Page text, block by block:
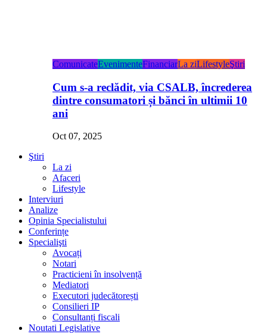
ComunicateEvenimenteFinanciarLa ziLifestyleŞtiri
Cum s-a reclădit, via CSALB, încrederea
dintre consumatori și bănci în ultimii 10
ani
Oct 07, 2025
Ştiri
La zi
Afaceri
Lifestyle
Interviuri
Analize
Opinia Specialistului
Conferințe
Specialişti
Avocați
Notari
Practicieni în insolvență
Mediatori
Executori judecătorești
Consilieri IP
Consultanți fiscali
Noutati Legislative